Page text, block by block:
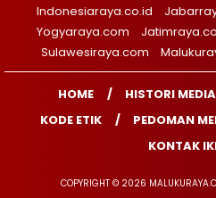
Indonesiaraya.co.id
Yogyaraya.com
Sulawesiraya.com
HOME HISTORI MEDIA
KODE ETIK
PEDOMAN
KONTAK
COPYRIGHT © 2026